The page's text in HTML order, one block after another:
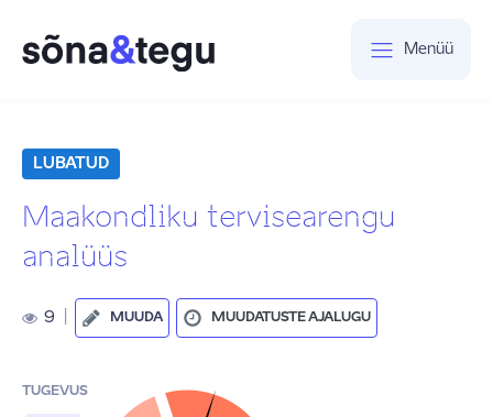
Menüü
LUBATUD
Maakondliku tervisearengu
analüüs
9 MUUDA MUUDATUSTE AJALUGU
TUGEVUS